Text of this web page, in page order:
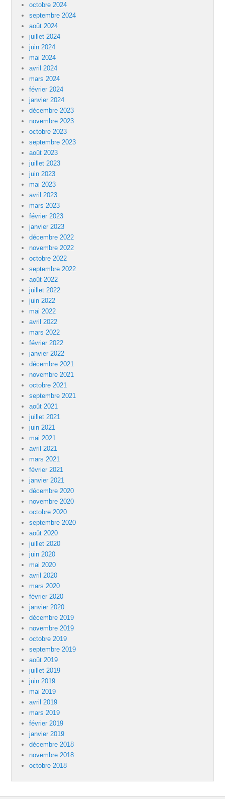
octobre 2024
septembre 2024
août 2024
juillet 2024
juin 2024
mai 2024
avril 2024
mars 2024
février 2024
janvier 2024
décembre 2023
novembre 2023
octobre 2023
septembre 2023
août 2023
juillet 2023
juin 2023
mai 2023
avril 2023
mars 2023
février 2023
janvier 2023
décembre 2022
novembre 2022
octobre 2022
septembre 2022
août 2022
juillet 2022
juin 2022
mai 2022
avril 2022
mars 2022
février 2022
janvier 2022
décembre 2021
novembre 2021
octobre 2021
septembre 2021
août 2021
juillet 2021
juin 2021
mai 2021
avril 2021
mars 2021
février 2021
janvier 2021
décembre 2020
novembre 2020
octobre 2020
septembre 2020
août 2020
juillet 2020
juin 2020
mai 2020
avril 2020
mars 2020
février 2020
janvier 2020
décembre 2019
novembre 2019
octobre 2019
septembre 2019
août 2019
juillet 2019
juin 2019
mai 2019
avril 2019
mars 2019
février 2019
janvier 2019
décembre 2018
novembre 2018
octobre 2018